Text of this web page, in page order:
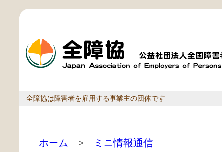
全障協は障害者を雇用する事業主の団体です
ホーム > ミニ情報通信